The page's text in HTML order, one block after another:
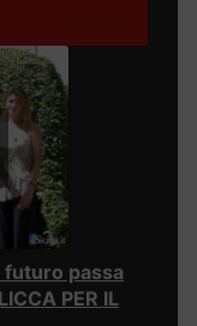
futuro passa
PER IL